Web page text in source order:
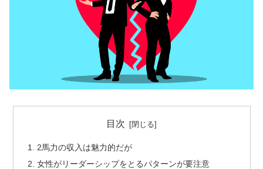
目次
2馬力の収入は魅力的だが
女性がリーダーシップをとるパターンが要注意